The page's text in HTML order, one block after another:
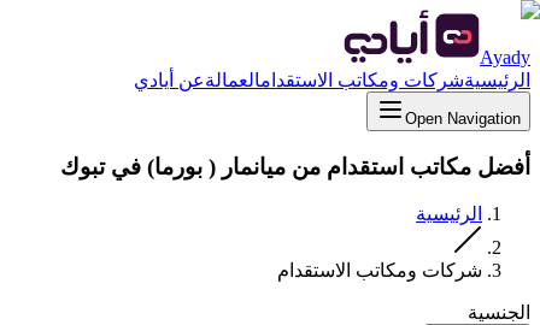
Ayady
الرئيسيةشركات ومكاتب الاستقدامالعمالةعن أيادي
Open Navigation
أفضل مكاتب استقدام من ميانمار ( بورما) في تبوك
الرئيسية
شركات ومكاتب الاستقدام
الجنسية